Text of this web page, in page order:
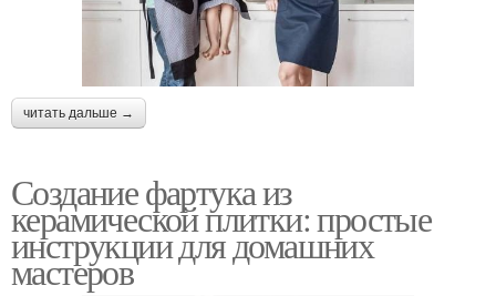
читать дальше →
Создание фартука из
керамической плитки: простые
инструкции для домашних
мастеров